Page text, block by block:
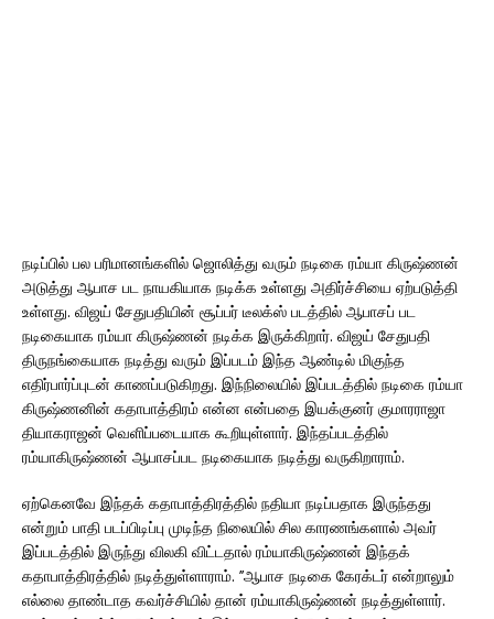
நடிப்பில் பல பரிமானங்களில் ஜொலித்து வரும் நடிகை ரம்யா கிருஷ்ணன்
அடுத்து ஆபாச பட நாயகியாக நடிக்க உள்ளது அதிர்ச்சியை ஏற்படுத்தி
உள்ளது. விஜய் சேதுபதியின் சூப்பர் டீலக்ஸ் படத்தில் ஆபாசப் பட
நடிகையாக ரம்யா கிருஷ்ணன் நடிக்க இருக்கிறார். விஜய் சேதுபதி
திருநங்கையாக நடித்து வரும் இப்படம் இந்த ஆண்டில் மிகுந்த
எதிர்பார்ப்புடன் காணப்படுகிறது. இந்நிலையில் இப்படத்தில் நடிகை ரம்யா
கிருஷ்ணனின் கதாபாத்திரம் என்ன என்பதை இயக்குனர் குமாரராஜா
தியாகராஜன் வெளிப்படையாக கூறியுள்ளார். இந்தப்படத்தில்
ரம்யாகிருஷ்ணன் ஆபாசப்பட நடிகையாக நடித்து வருகிறாராம்.
ஏற்கெனவே இந்தக் கதாபாத்திரத்தில் நதியா நடிப்பதாக இருந்தது
என்றும் பாதி படப்பிடிப்பு முடிந்த நிலையில் சில காரணங்களால் அவர்
இப்படத்தில் இருந்து விலகி விட்டதால் ரம்யாகிருஷ்ணன் இந்தக்
கதாபாத்திரத்தில் நடித்துள்ளாராம். ’’ஆபாச நடிகை கேரக்டர் என்றாலும்
எல்லை தாண்டாத கவர்ச்சியில் தான் ரம்யாகிருஷ்ணன் நடித்துள்ளார்.